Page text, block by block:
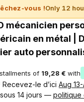
vous !Only 12
mécanicien
en métal |
auto
of 19,28 € with
Recevez-le d’iciAug
14 jours —politique